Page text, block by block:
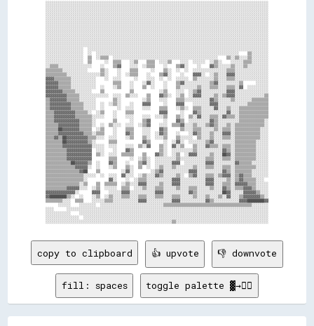
░░░░░░░░░░░░░░░░░░░░░░░░░░░░░░░░░░░░░░░░░░░░░░░░░░░░░░░░░░░░░░░░░░░░░░░░░░░░░░░░░░░░░░░░░░░░░░░░░░░░░░░░░░
░░░░░░░░░░░░░░░░░░░░░░░░░░░░░░░░░░░░░░░░░░░░░░░░░░░░░░░░░░░░░░░░░░░░░░░░░░░░░░░░░░░░░░░░░░░░░░░░░░░░░░░░░░
░░░░░░░░░░░░░░░░░░░░░░░░░░░░░░░░░░░░░░░░░░░░░░░░░░░░░░░░░░░░░░░░░░░░░░░░░░░░░░░░░░░░░░░░░░░░░░░░░░░░░░░░░░
░░░░░░░░░░░░░░░░░░░░░░░░░░░░░░░░░░░░░░░░░░░░░░░░░░░░░░░░░░░░░░░░░░░░░░░░░░░░░░░░░░░░░░░░░░░░░░░░░░░░░░░░░░
░░░░░░░░░░░░░░░░░░░░░░░░░░░░░░░░░░░░░░░░░░░░░░░░░░░░░░░░░░░░░░░░░░░░░░░░░░░░░░░░░░░░░░░░░░░░░░░░░░░░░░░░░░
░░░░░░░░░░░░░░░░░░░░░░░░░░░░░░░░░░░░░░░░░░░░░░░░░░░░░░░░░░░░░░░░░░░░░░░░░░░░░░░░░░░░░░░░░░░░░░░░░░░░░░░░░░
░░░░░░░░░░░░░░░░░░░░░░░░░░░░░░░░░░░░░░░░░░░░░░░░░░░░░░░░░░░░░░░░░░░░░░░░░░░░░░░░░░░░░░░░░░░░░░░░░░░░░░░░░░
░░░░░░░░░░░░░░░░░░░░░░░░░░░░░░░░░░░░░░░░░░░░░░░░░░░░░░░░░░░░░░░░░░░░░░░░░░░░░░░░░░░░░░░░░░░░░░░░░░░░░░░░░░
░░░░░░░░░░░░░░░░░░░░░░░░░░░░░░░░░░░░░░░░░░░░░░░░░░░░░░░░░░░░░░░░░░░░░░░░░░░░░░░░░░░░░░░░░░░░░░░░░░░░░░░░░░
░░░░░░░░░░░░░░░░░░░░░░░░░░░░░░░░░░░░░░░░░░░░░░░░░░░░░░░░░░░░░░░░░░░░░░░░░░░░░░░░░░░░░░░░░░░░░░░░░░░░░░░░░░
░░░░░░░░░░░░░░░░░░░░░░░░░░░░░░░░░░░░░░░░░░░░░░░░░░░░░░░░░░░░░░░░░░░░░░░░░░░░░░░░░░░░░░░░░░░░░░░░░░░░░░░░░░
░░░░░░░░░░░░░░░░░░  ░░░░░░░░░░░░░░░░░░░░░░░░░░░░░░░░░░░░░░░░░░░░░░░░░░░░░░░░░░░░░░░░░░░░░░░░░░░░░░░░░░░░░░
░░░░░░░░░░░░░░░░░░  ░░  ░░░░░░░░░░░░░░░░░░░░░░░░░░░░░░░░░░░░░░░░░░░░░░░░░░░░░░░░░░░░░░░░░░░░    ▒▒░░░░░░░░
░░░░░░░░░░░░░░░░░░  ▒▒  ░░▒▒▒▒  ░░░░░░░░░░░░░░░░░░░░░░░░░░░░░░░░░░░░░░░░░░░░░░░░░░    ▒▒░░▒▒░░░░▒▒░░░░░░░░
░░░░░░░░░░░░░░░░░░  ▒▒      ░░  ▒▒▒▒    ░░▒▒    ▒▒▒▒  ░░░░▒▒    ░░░░  ░░░░░░  ░░▒▒░░    ░░░░░░▒▒▒▒░░░░░░░░
░░▒▒▒▒░░░░░░░░░░░░░░░░    ░░    ▒▒▓▓    ░░░░  ░░▒▒▒▒    ░░    ▒▒▓▓░░    ░░    ▓▓▒▒░░░░░░▒▒░░░░▒▒░░░░░░░░░░
▒▒▒▒▒▒▒▒░░░░░░░░░░░░      ▒▒░░    ░░    ▒▒▒▒      ░░    ▒▒░░  ░░  ░░  ░░░░░░░░░░░░░░░░▒▒▒▒░░░░░░░░░░░░░░░░
▒▒▒▒▒▒▒▒▒▒░░░░░░░░░░░░░░░░▒▒░░    ░░  ░░▒▒▒▒    ░░    ▒▒▓▓░░    ░░    ▓▓▓▓░░  ░░▒▒░░░░▓▓▓▓░░░░░░░░░░░░░░░░
▓▓▓▓▒▒▒▒▒▒▒▒░░░░░░░░░░░░    ░░  ░░░░      ░░    ░░░░  ░░  ░░  ░░░░░░  ▒▒░░░░░░░░▒▒░░░░▒▒▒▒░░░░░░░░░░░░░░░░
▓▓▓▓▓▓▒▒▒▒▒▒░░░░░░░░░░░░        ▒▒▒▒    ░░    ░░▓▓░░    ░░    ▒▒▓▓░░░░░░░░░░░░▒▒▓▓░░░░░░░░░░▒▒      ░░░░░░
▓▓▓▓▓▓▒▒▒▒▒▒░░░░░░░░░░░░  ░░    ░░▒▒    ░░    ▒▒  ░░    ░░    ▒▒░░░░░░░░▒▒░░░░▒▒▒▒░░░░▒▒▒▒░░▓▓  ░░░░░░░░░░
▓▓▓▓▓▓▓▓▒▒▒▒▒▒░░░░░░░░    ▒▒            ▒▒            ░░▒▒    ░░░░  ░░▒▒▓▓░░░░░░░░░░░░▓▓▓▓░░░░░░░░░░░░░░░░
▓▓▓▓▓▓▓▓▓▓▒▒▒▒▒▒░░░░░░░░░░░░░░  ░░░░  ▒▒░░░░    ▒▒    ▓▓▒▒░░  ░░▒▒  ░░▓▓▓▓░░░░░░▒▒░░▒▒▓▓▓▓░░░░░░░░░░░░░░▒▒
▒▒▓▓▓▓▓▓▓▓▒▒▒▒▒▒░░░░░░░░        ▒▒░░          ░░▒▒    ░░░░    ▒▒▒▒░░░░░░░░░░░░▓▓▒▒░░░░░░▒▒░░░░░░░░▒▒▒▒▒▒▒▒
▒▒▓▓▓▓▓▓▓▓▓▓▒▒▒▒▒▒░░░░░░  ░░  ░░▒▒░░    ░░    ▓▓▓▓      ░░    ▓▓▓▓    ░░░░░░░░▓▓▓▓░░░░░░░░░░░░░░▒▒▒▒▒▒▒▒▒▒
▒▒▓▓▓▓▓▓▓▓▓▓▒▒▒▒▒▒░░░░░░  ░░      ░░  ░░░░    ░░░░    ▒▒▒▒    ░░▒▒░░  ▒▒▒▒░░░░░░▓▓░░░░▒▒░░░░▒▒▒▒▒▒▒▒▒▒▒▒▒▒
▒▒▒▒▓▓▓▓▓▓▓▓▓▓▒▒▒▒▒▒░░  ░░▒▒    ░░    ▒▒▒▒            ▓▓▓▓      ░░    ▓▓▒▒░░░░░░░░░░░░▓▓░░░░▒▒▒▒▒▒▒▒▒▒▒▒▒▒
▒▒▒▒▓▓▓▓▓▓▓▓▓▓▒▒▒▒▒▒▒▒░░░░░░    ░░    ░░░░    ░░░░  ░░░░▒▒    ▒▒░░  ▒▒░░▓▓░░░░▒▒▒▒░░▓▓▒▒▒▒░░▒▒▒▒▒▒▒▒▒▒▒▒▒▒
▒▒▒▒▓▓▓▓▓▓▓▓▓▓▓▓▒▒▒▒▒▒░░        ▒▒      ░░    ▒▒▓▓      ░░    ▓▓▒▒  ░░░░░░░░░░▓▓▒▒░░░░░░░░░░▒▒▒▒▒▒▒▒▒▒▒▒░░
▒▒▒▒▒▒▓▓▓▓▓▓▓▓▓▓▒▒▒▒▒▒░░  ░░  ▒▒░░░░  ░░░░  ░░▒▒▓▓    ░░░░  ▒▒▒▒▓▓░░░░▒▒░░░░▒▒▓▓▒▒░░░░▒▒░░▒▒▒▒▒▒▒▒▒▒▒▒▒▒░░
▒▒▒▒▒▒██▓▓▓▓▓▓▓▓▒▒▒▒▒▒  ░░▒▒    ░░    ▒▒▒▒    ░░░░    ▓▓▒▒      ▒▒░░░░▒▒▒▒░░░░░░▒▒░░▒▒▒▒░░▒▒▒▒▒▒▒▒▒▒▒▒░░░░
▒▒▒▒▒▒▓▓▓▓▓▓▓▓▓▓▓▓▒▒▒▒░░▒▒▒▒    ░░    ▓▓▒▒    ░░░░  ░░▓▓▒▒    ░░    ░░▓▓▒▒░░░░▒▒░░░░▓▓▓▓░░▒▒▒▒▒▒▒▒▒▒▒▒░░░░
▒▒▒▒▓▓▒▒██▓▓▓▓▓▓▓▓▓▓▒▒▒▒░░░░  ░░░░    ░░▒▒    ▒▒░░  ░░░░▒▒    ▒▒░░░░░░  ▒▒░░░░▒▒░░░░▒▒▒▒░░▒▒▒▒▒▒▒▒▒▒▒▒░░░░
▒▒▒▒▒▒▒▒██▓▓▓▓▓▓▓▓▓▓▒▒░░      ▒▒▒▒            ▓▓▒▒      ░░  ░░▓▓░░  ░░░░░░░░▒▒▓▓░░░░░░░░░░▒▒▒▒▒▒▒▒▒▒░░░░░░
▒▒▒▒▒▒▒▒▓▓▓▓▓▓▓▓▓▓▓▓▓▓░░░░░░  ░░░░    ░░░░  ▒▒░░▓▓    ▒▒░░  ▓▓░░▒▒    ▒▒░░░░▓▓▒▒▒▒░░▒▒▒▒░░▒▒▒▒▒▒▒▒▒▒░░░░░░
▒▒▒▒▒▒▒▒▒▒▓▓▓▓▓▓▓▓▓▓▓▓  ░░░░    ░░    ▓▓▒▒            ▒▒░░  ░░░░░░░░░░▒▒░░░░░░░░░░░░▓▓▒▒░░▒▒▒▒▒▒▒▒▒▒░░░░░░
▒▒▒▒▒▒▒▒▒▒▓▓▓▓▓▓▓▓▓▓▓▓  ▒▒░░  ░░░░  ▒▒▒▒▒▒    ▒▒    ▓▓▒▒░░  ░░▒▒  ░░▓▓▓▓░░░░░░▒▒░░░░██▓▓░░▒▒▒▒▒▒▒▒▒▒░░░░░░
▒▒▒▒▒▒▒▒▒▒▓▓▓▓▓▓▓▓▓▓▓▓        ▒▒▒▒      ░░  ░░▒▒░░  ░░░░░░░░░░▒▒░░░░░░░░░░░░▒▒▒▒░░░░▒▒▒▒░░▒▒▒▒▒▒▒▒▒▒░░░░░░
▒▒▒▒▒▒▒▒▒▒▒▒██▓▓▓▓▓▓▒▒  ░░    ▓▓▒▒    ░░    ▒▒▓▓░░  ░░░░░░░░▓▓▓▓  ░░░░░░░░░░▓▓▓▓░░░░░░░░░░▓▓▒▒▒▒▒▒░░░░░░░░
▒▒▒▒▒▒▒▒▒▒▒▒▒▒▓▓▓▓▓▓░░  ░░    ░░▒▒    ▒▒░░  ▒▒  ░░  ░░▒▒░░░░▒▒░░░░░░░░▒▒░░░░▒▒▒▒░░░░▒▒▒▒░░▒▒▒▒▒▒▒▒▒▒░░░░░░
▒▒▒▒▒▒▒▒▒▒▒▒▒▒▒▒▓▓██    ▒▒          ░░▓▓░░        ░░▒▒▓▓░░░░░░░░░░░░▓▓▓▓░░░░░░░░░░░░▓▓▒▒░░▒▒▒▒▒▒▒▒░░░░░░░░
▒▒▒▒▒▒▒▒▒▒▒▒▒▒▒▒▒▒░░░░░░  ░░  ░░░░  ▓▓░░░░  ░░▒▒░░░░▓▓▒▒░░░░░░▒▒░░  ▒▒▓▓░░░░▒▒▒▒░░▒▒▓▓▓▓░░▒▒▓▓▒▒▒▒░░░░░░░░
▒▒▒▒▒▒▒▒▒▒▒▒▒▒▒▒▒▒░░          ▓▓░░    ░░  ░░▒▒▒▒░░░░░░░░░░░░▓▓▓▓░░░░░░░░░░░░▓▓▓▓░░░░░░▒▒░░▒▒▓▓▒▒▒▒▒▒░░░░
▒▒▒▒▒▒▒▒▒▒▒▒▒▒▒▒░░▒▒    ▒▒  ▒▒▒▒▒▒  ░░▒▒░░░░▓▓▓▓░░░░░░▒▒░░░░▓▓▓▓░░░░░░░░░░░░▓▓▓▓░░░░▒▒▒▒░░▓▓▓▓▓▓▒▒▒▒░░░░░░
▒▒▒▒▒▒▒▒▒▒▓▓▓▓▓▓░░░░  ░░▒▒  ░░░░░░  ▒▒▒▒  ░░░░▒▒░░░░▒▒▒▒░░░░░░▒▒░░░░▒▒▒▒░░░░░░▒▒░░░░▓▓▒▒░░▒▒▒▒▓▓▓▓▒▒░░░░░░
▓▓▓▓▓▓▓▓▓▓▓▓▓▓░░      ▓▓▓▓    ░░░░░░▓▓▓▓░░░░░░░░░░░░▓▓▓▓░░░░░░░░░░░░▓▓▒▒░░░░░░░░░░░░██▓▓░░░░░░▓▓▓▓▓▓▒▒░░░░
▓▓████████▒▒░░  ░░    ░░▒▒  ░░▒▒░░░░▒▒▒▒░░░░▒▒▒▒░░░░▒▒▒▒░░░░▒▒▒▒░░░░░░▒▒░░░░▒▒░░░░▒▒░░▓▓░░░░▒▒▓▓▓▓▓▓▓▓▒▒░░
▒▒▒▒▒▒▒▒░░░░  ▒▒▒▒    ░░░░░░▒▒▒▒░░░░░░░░░░░░▓▓▓▓░░░░░░░░░░░░▓▓▓▓░░░░░░░░░░░░▓▓▒▒░░░░░░░░░░░░▓▓▓▓████████▓▓
      ░░░░░░    ░░░░░░░░  ░░░░░░░░░░░░░░░░░░░░░░░░░░░░░░▒▒▒▒▒▒▒▒▒▒▒▒▒▒▒▒▒▒▒▒▒▒▒▒▒▒▒▒▒▒▒▒▒▒▒▒▒▒▒▒▒▒░░░░░░░░
░░░░      ░░░░░░░░░░░░░░░░░░░░░░░░░░░░░░░░░░░░░░░░░░░░░░░░░░░░░░░░░░░░░░░░░░░░░░░░░░░░░░░░░░░░░░░░░░░░░░░░
░░░░░░░░░░░░    ░░░░░░░░░░░░░░░░░░░░░░░░░░░░░░░░░░░░░░░░░░░░░░░░░░░░░░░░░░░░░░░░░░░░░░░░░░░░░░░░░░░░░░░░░░
░░░░░░░░░░░░░░░░  ░░░░░░░░░░░░░░░░░░░░░░░░░░░░░░░░░░░░░░░░░░░░░░░░░░░░░░░░░░░░░░░░░░░░░░░░░░░░░░░░░░░░░░░░
copy to clipboard 👍 upvote 👎 downvote
fill: spaces toggle palette ▓→✊🏽